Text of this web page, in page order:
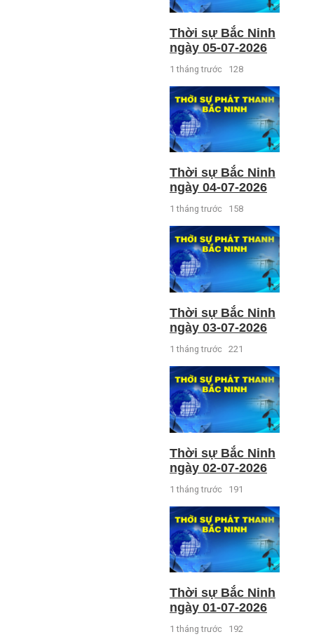
Thời sự Bắc Ninh
ngày 05-07-2026
1 tháng trước 128
Thời sự Bắc Ninh
ngày 04-07-2026
1 tháng trước 158
Thời sự Bắc Ninh
ngày 03-07-2026
1 tháng trước 221
Thời sự Bắc Ninh
ngày 02-07-2026
1 tháng trước 191
Thời sự Bắc Ninh
ngày 01-07-2026
1 tháng trước 192